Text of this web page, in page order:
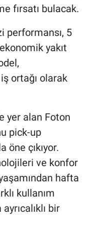
fırsatı bulacak.
performansı, 5
yakıt
iş ortağı olarak
yer alan Foton
pick-up
öne çıkıyor.
ve konfor
hafta
kullanım
bir